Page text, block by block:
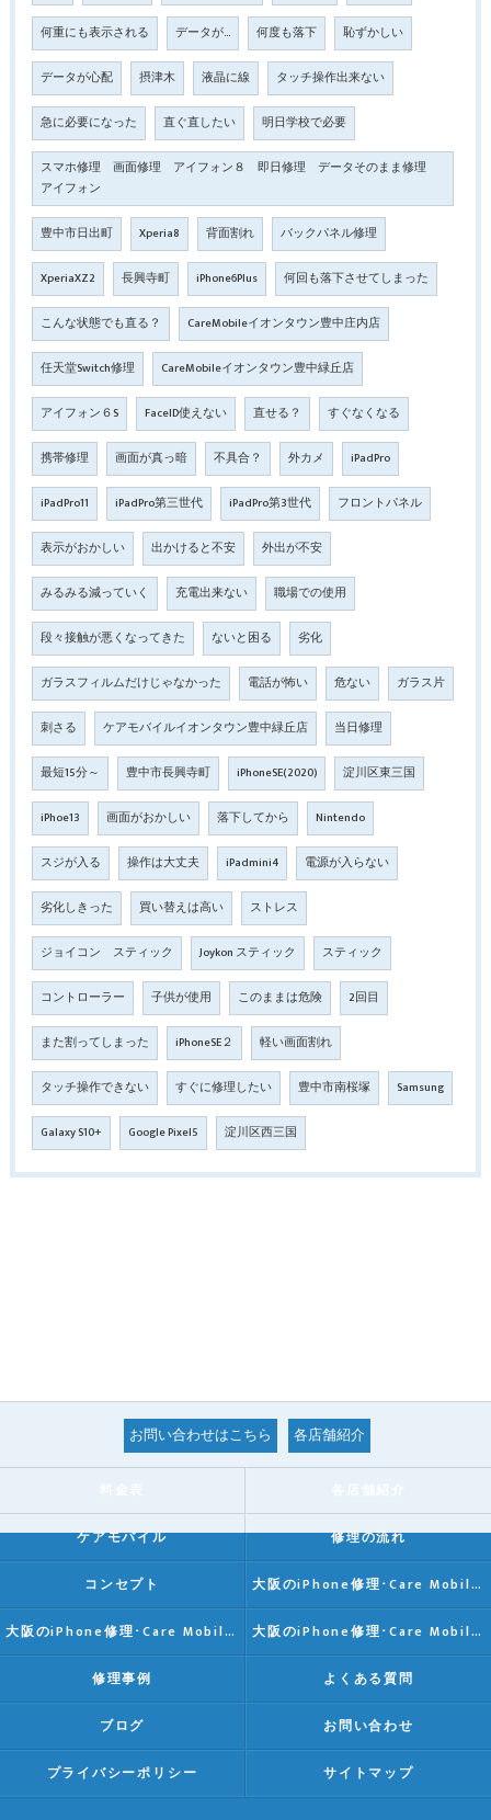
何重にも表示される データが… 何度も落下 恥ずかしい
データが心配 摂津木 液晶に線 タッチ操作出来ない
急に必要になった 直ぐ直したい 明日学校で必要
スマホ修理 画面修理 アイフォン８ 即日修理 データそのまま修理
アイフォン
豊中市日出町 Xperia8 背面割れ バックパネル修理
XperiaXZ2 長興寺町 iPhone6Plus 何回も落下させてしまった
こんな状態でも直る？ CareMobileイオンタウン豊中庄内店
任天堂Switch修理 CareMobileイオンタウン豊中緑丘店
アイフォン６S FaceID使えない 直せる？ すぐなくなる
携帯修理 画面が真っ暗 不具合？ 外カメ iPadPro
iPadPro11 iPadPro第三世代 iPadPro第3世代 フロントパネル
表示がおかしい 出かけると不安 外出が不安
みるみる減っていく 充電出来ない 職場での使用
段々接触が悪くなってきた ないと困る 劣化
ガラスフィルムだけじゃなかった 電話が怖い 危ない ガラス片
刺さる ケアモバイルイオンタウン豊中緑丘店 当日修理
最短15分～ 豊中市長興寺町 iPhoneSE(2020) 淀川区東三国
iPhoe13 画面がおかしい 落下してから Nintendo
スジが入る 操作は大丈夫 iPadmini4 電源が入らない
劣化しきった 買い替えは高い ストレス
ジョイコン スティック Joykon スティック スティック
コントローラー 子供が使用 このままは危険 2回目
また割ってしまった iPhoneSE２ 軽い画面割れ
タッチ操作できない すぐに修理したい 豊中市南桜塚 Samsung
Galaxy S10+ Google Pixel5 淀川区西三国
お問い合わせはこちら 各店舗紹介
ケアモバイル 修理の流れ
コンセプト 大阪のiPhone修理･Care Mobileの口コミ情報
大阪のiPhone修理･Care Mobileの評判 大阪のiPhone修理･Care Mobileのお客様の声
修理事例 よくある質問
ブログ お問い合わせ
プライバシーポリシー サイトマップ